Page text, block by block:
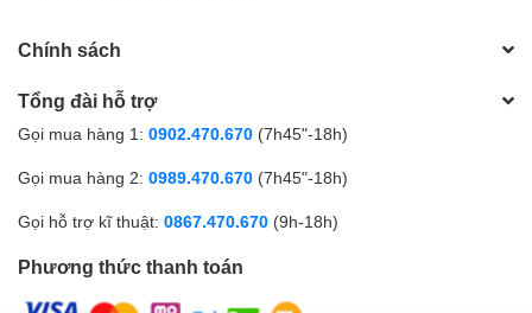
Chính sách
Tổng đài hỗ trợ
Gọi mua hàng 1: 0902.470.670 (7h45"-18h)
Gọi mua hàng 2: 0989.470.670 (7h45"-18h)
Gọi hỗ trợ kĩ thuật: 0867.470.670 (9h-18h)
Phương thức thanh toán